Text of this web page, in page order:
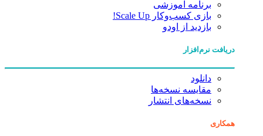
برنامه آموزشی
بازی کسب‌وکار Scale Up!
بازدید از اودو
دریافت نرم‌افزار
دانلود
مقایسه نسخه‌ها
نسخه‌های انتشار
همکاری